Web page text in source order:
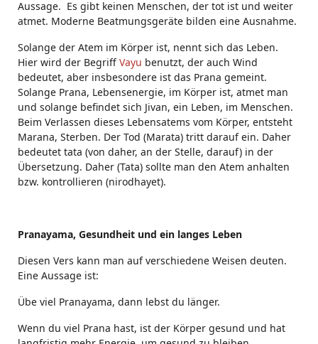
Aussage. Es gibt keinen Menschen, der tot ist und weiter
atmet. Moderne Beatmungsgeräte bilden eine Ausnahme.
Solange der Atem im Körper ist, nennt sich das Leben.
Hier wird der Begriff Vayu benutzt, der auch Wind
bedeutet, aber insbesondere ist das Prana gemeint.
Solange Prana, Lebensenergie, im Körper ist, atmet man
und solange befindet sich Jivan, ein Leben, im Menschen.
Beim Verlassen dieses Lebensatems vom Körper, entsteht
Marana, Sterben. Der Tod (Marata) tritt darauf ein. Daher
bedeutet tata (von daher, an der Stelle, darauf) in der
Übersetzung. Daher (Tata) sollte man den Atem anhalten
bzw. kontrollieren (nirodhayet).
Pranayama, Gesundheit und ein langes Leben
Diesen Vers kann man auf verschiedene Weisen deuten.
Eine Aussage ist:
Übe viel Pranayama, dann lebst du länger.
Wenn du viel Prana hast, ist der Körper gesund und hat